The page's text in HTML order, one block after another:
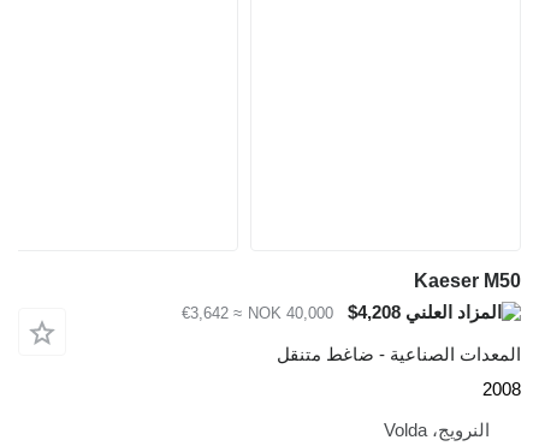
Kaeser M50
NOK 40,000
≈ €3,642
المعدات الصناعية - ضاغط متنقل
2008
النرويج، Volda